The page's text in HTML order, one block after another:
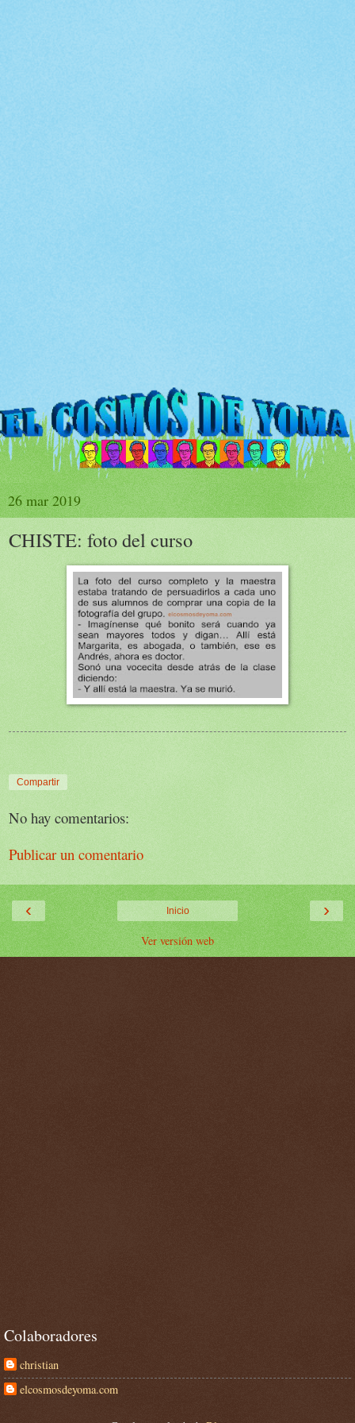
26 mar 2019
CHISTE: foto del curso
Compartir
No hay comentarios:
Publicar un comentario
‹ ›
Inicio
Ver versión web
Colaboradores
christian
elcosmosdeyoma.com